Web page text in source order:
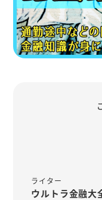
ライター
ウルトラ金融大